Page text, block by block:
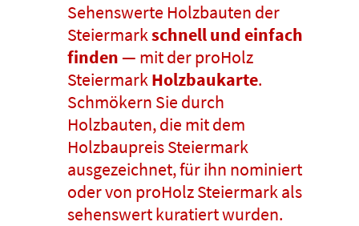
Sehenswerte Holzbauten der
Steiermarkschnell und einfach
finden— mit der proHolz
SteiermarkHolzbaukarte.
Schmökern Sie durch
Holzbauten, die mit dem
Holzbaupreis Steiermark
ausgezeichnet, für ihn nominiert
oder von proHolz Steiermark als
sehenswert kuratiert wurden.